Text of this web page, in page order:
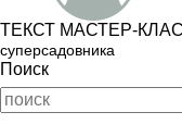
ТЕКСТ МАСТЕР-
суперсадовника
Поиск